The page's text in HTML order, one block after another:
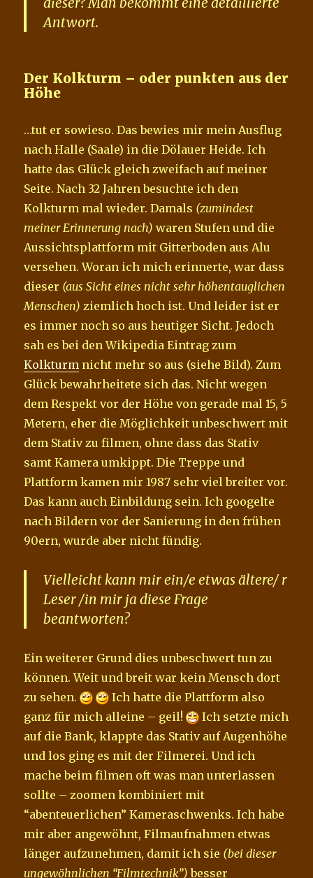
Antwort.
Der Kolkturm – oder punkten aus der
Höhe
…tut er sowieso. Das bewies mir mein Ausflug
nach Halle (Saale) in die Dölauer Heide. Ich
hatte das Glück gleich zweifach auf meiner
Seite. Nach 32 Jahren besuchte ich den
Kolkturm mal wieder. Damals (zumindest
meiner Erinnerung nach) waren Stufen und die
Aussichtsplattform mit Gitterboden aus Alu
versehen. Woran ich mich erinnerte, war dass
dieser (aus Sicht eines nicht sehr höhentauglichen
Menschen) ziemlich hoch ist. Und leider ist er
es immer noch so aus heutiger Sicht. Jedoch
sah es bei den Wikipedia Eintrag zum
Kolkturm nicht mehr so aus (siehe Bild). Zum
Glück bewahrheitete sich das. Nicht wegen
dem Respekt vor der Höhe von gerade mal 15, 5
Metern, eher die Möglichkeit unbeschwert mit
dem Stativ zu filmen, ohne dass das Stativ
samt Kamera umkippt. Die Treppe und
Plattform kamen mir 1987 sehr viel breiter vor.
Das kann auch Einbildung sein. Ich googelte
nach Bildern vor der Sanierung in den frühen
90ern, wurde aber nicht fündig.
Vielleicht kann mir ein/e etwas ältere/ r
Leser /in mir ja diese Frage
beantworten?
Ein weiterer Grund dies unbeschwert tun zu
können. Weit und breit war kein Mensch dort
zu sehen.
Ich hatte die Plattform also
ganz für mich alleine – geil!
Ich setzte mich
auf die Bank, klappte das Stativ auf Augenhöhe
und los ging es mit der Filmerei. Und ich
mache beim filmen oft was man unterlassen
sollte – zoomen kombiniert mit
“abenteuerlichen” Kameraschwenks. Ich habe
mir aber angewöhnt, Filmaufnahmen etwas
länger aufzunehmen, damit ich sie (bei dieser
ungewöhnlichen “Filmtechnik”) besser